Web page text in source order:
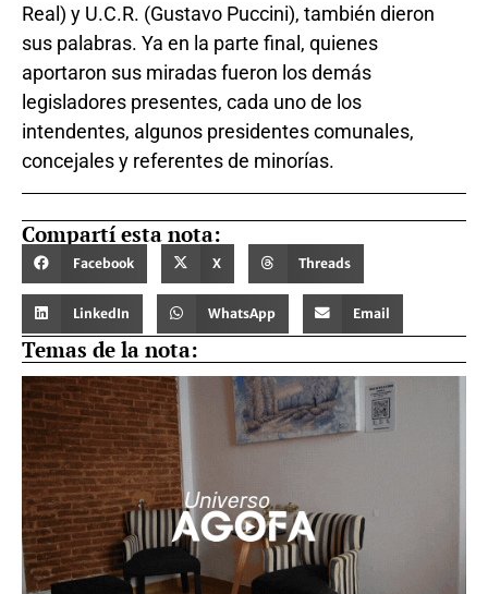
Real) y U.C.R. (Gustavo Puccini), también dieron
sus palabras. Ya en la parte final, quienes
aportaron sus miradas fueron los demás
legisladores presentes, cada uno de los
intendentes, algunos presidentes comunales,
concejales y referentes de minorías.
Compartí esta nota:
Facebook X Threads
LinkedIn WhatsApp Email
Temas de la nota: